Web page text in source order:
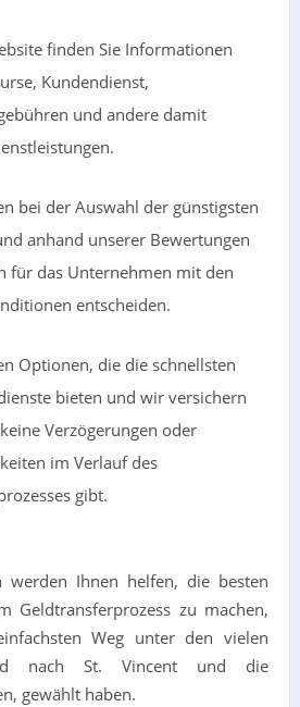
finden Sie Informationen
Kundendienst,
und andere damit
bei der Auswahl der günstigsten
anhand unserer Bewertungen
für das Unternehmen mit den
entscheiden.
Optionen, die die schnellsten
bieten und wir versichern
Verzögerungen oder
im Verlauf des
gibt.
werden Ihnen helfen, die besten
Geldtransferprozess zu machen,
Weg unter den vielen
nach St. Vincent und die
gewählt haben.